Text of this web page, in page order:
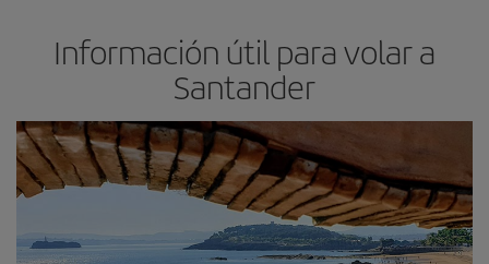
Información útil para volar a
Santander